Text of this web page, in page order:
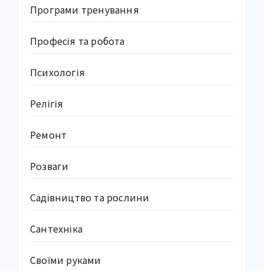
Програми тренування
Професія та робота
Психологія
Релігія
Ремонт
Розваги
Садівництво та рослини
Сантехніка
Своїми руками